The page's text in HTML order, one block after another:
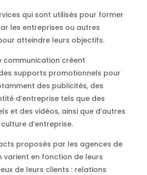
qui sont utilisés pour former
les entreprises ou autres
atteindre leurs objectifs.
communication créent
supports promotionnels pour
des publicités, des
d’entreprise tels que des
et des vidéos, ainsi que d’autres
d’entreprise.
proposés par les agences de
varient en fonction de leurs
de leurs clients : relations